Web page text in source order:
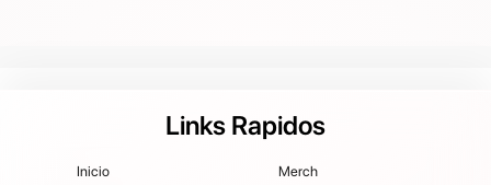
Links Rapidos
Inicio Merch